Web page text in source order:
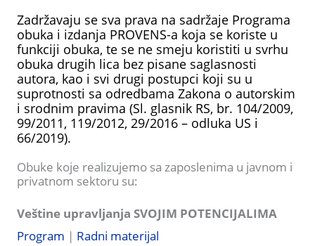
Zadržavaju se sva prava na sadržaje Programa
obuka i izdanja PROVENS-a koja se koriste u
funkciji obuka, te se ne smeju koristiti u svrhu
obuka drugih lica bez pisane saglasnosti
autora, kao i svi drugi postupci koji su u
suprotnosti sa odredbama Zakona o autorskim
i srodnim pravima (Sl. glasnik RS, br. 104/2009,
99/2011, 119/2012, 29/2016 – odluka US i
66/2019).
Оbuke koje realizujemo sa zaposlenima u javnom i
privatnom sektoru su:
Veštine upravljanja SVOJIM POTENCIJALIMA
Program | Radni materijal